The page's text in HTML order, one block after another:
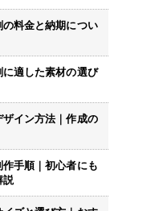
料金と納期につい
適した素材の選び
イン方法｜作成の
手順｜初心者にも
説